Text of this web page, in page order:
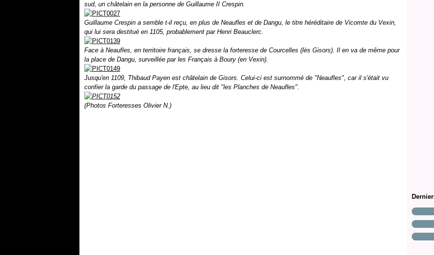
sud, un châtelain en la personne de Guillaume II Crespin.
Guillaume Crespin a semble t-il reçu, en plus de Neaufles et de Dangu, le titre héréditaire de Vicomte du Vexin,
qui lui sera destitué en 1105, probablement par Henri Beauclerc.
Face à Neaufles, en territoire français, se dresse la forteresse de Courcelles (lès Gisors). Il en va de même pour
la place de Dangu, surveillée par les Français à Boury (en Vexin).
Jusqu'en 1109, Thibaud Payen est châtelain de Gisors. Celui-ci est surnommé de "Neaufles", car il s'était vu
confier la garde du passage de l'Epte, au lieu dit "les Planches de Neaufles".
(Photos Forteresses Olivier N.)